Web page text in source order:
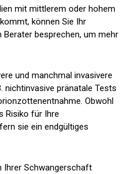
mit mittlerem oder hohem
können Sie Ihr
besprechen, um mehr
und manchmal invasivere
nichtinvasive pränatale Tests
Obwohl
Risiko für Ihre
sie ein endgültiges
Ihrer Schwangerschaft